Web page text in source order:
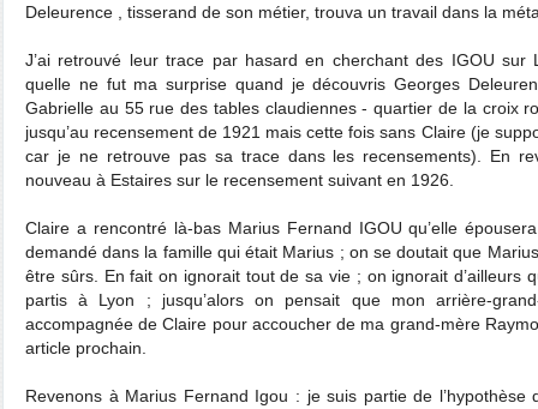
Deleurence , tisserand de son métier, trouva un travail dans la
J’ai retrouvé leur trace par hasard en cherchant des IGOU sur
quelle ne fut ma surprise quand je découvris Georges
Gabrielle au 55 rue des tables claudiennes - quartier de la croix
jusqu’au recensement de 1921 mais cette fois sans Claire (je
car je ne retrouve pas sa trace dans les recensements). En
nouveau à Estaires sur le recensement suivant en 1926.
Claire a rencontré là-bas Marius Fernand IGOU qu’elle
demandé dans la famille qui était Marius ; on se doutait que
être sûrs. En fait on ignorait tout de sa vie ; on ignorait d’ailleurs
partis à Lyon ; jusqu’alors on pensait que mon arrière-
accompagnée de Claire pour accoucher de ma grand-mère
article prochain.
Revenons à Marius Fernand Igou : je suis partie de l’hypothèse